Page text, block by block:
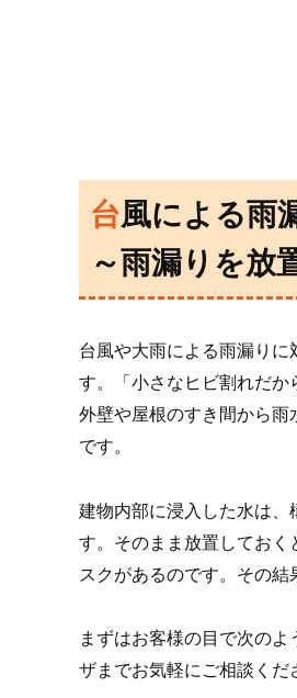
台風による
～雨漏りを放
台風や大雨による雨漏り
す。「小さなヒビ割れだか
外壁や屋根のすき間から
です。
建物内部に浸入した水は、
す。そのまま放置しておく
スクがあるのです。その結
まずはお客様の目で次の
ザまでお気軽にご相談くだ